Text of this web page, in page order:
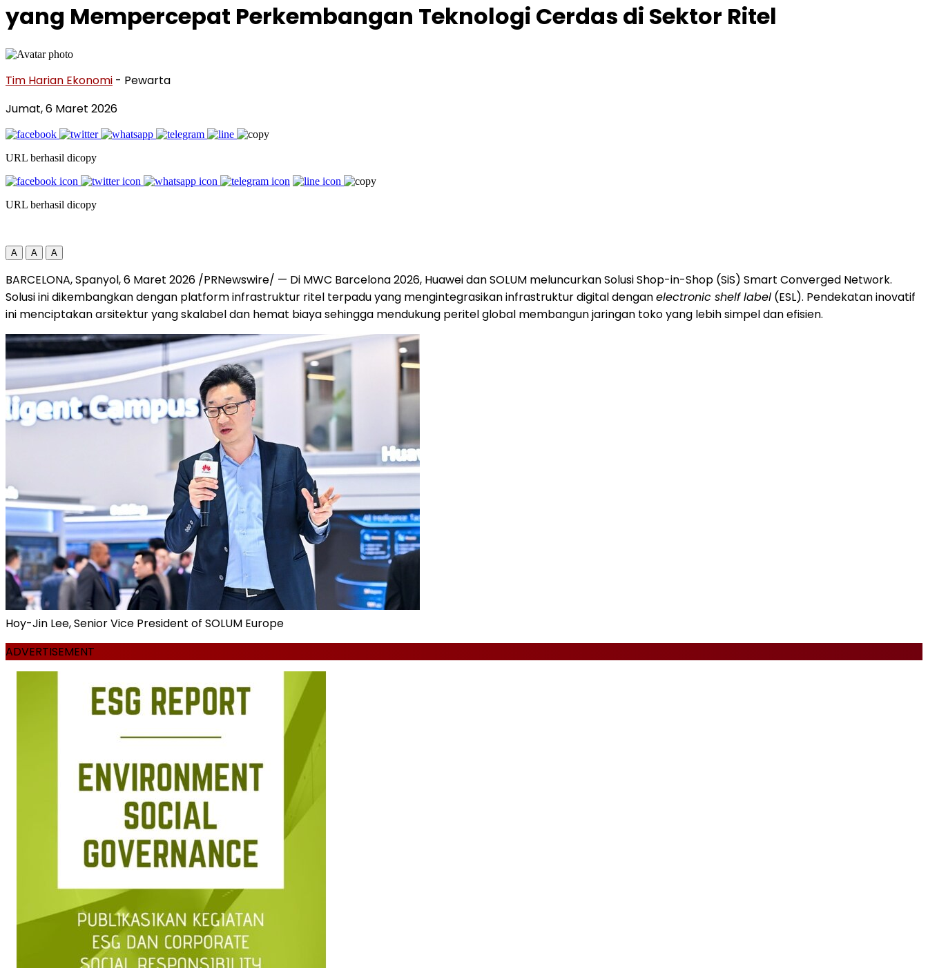
yang Mempercepat Perkembangan Teknologi Cerdas di Sektor Ritel
Tim Harian Ekonomi - Pewarta
Jumat, 6 Maret 2026
URL berhasil dicopy
URL berhasil dicopy
A A A
BARCELONA, Spanyol, 6 Maret 2026 /PRNewswire/ — Di MWC Barcelona 2026, Huawei dan SOLUM meluncurkan Solusi Shop-in-Shop (SiS) Smart Converged Network.
Solusi ini dikembangkan dengan platform infrastruktur ritel terpadu yang mengintegrasikan infrastruktur digital denganelectronic shelf label (ESL). Pendekatan inovatif
ini menciptakan arsitektur yang skalabel dan hemat biaya sehingga mendukung peritel global membangun jaringan toko yang lebih simpel dan efisien.
Hoy-Jin Lee, Senior Vice President of SOLUM Europe
ADVERTISEMENT